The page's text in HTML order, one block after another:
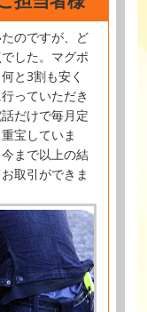
のですが、ど
した。マグポ
と3割も安く
っていただき
だけで毎月定
宝していま
まで以上の結
取引ができま